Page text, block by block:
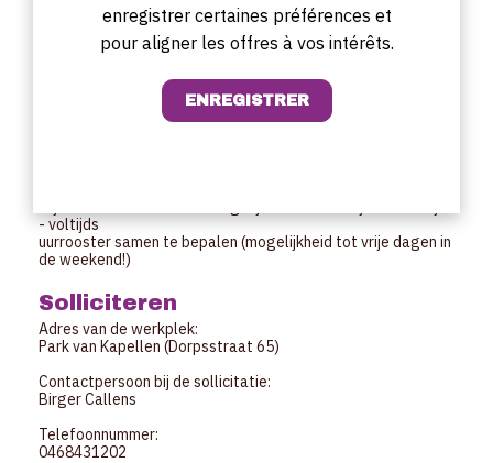
Horaires de travail
Date de début
- voltijds
uurrooster samen te bepalen (mogelijkheid tot vrije dagen in
de weekend!)
Solliciteren
Adres van de werkplek:
Park van Kapellen (Dorpsstraat 65)
Contactpersoon bij de sollicitatie:
Birger Callens
Telefoonnummer:
0468431202
enregistrer certaines préférences et
pour aligner les offres à vos intérêts.